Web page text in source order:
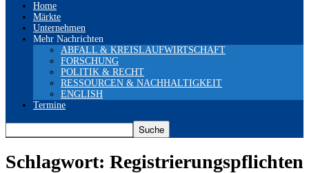
Home
Märkte
Unternehmen
Mehr Nachrichten
ABFALL & KREISLAUFWIRTSCHAFT
FORSCHUNG
POLITIK & RECHT
RESSOURCEN & NACHHALTIGKEIT
ENGLISH
Termine
Schlagwort: Registrierungspflichten